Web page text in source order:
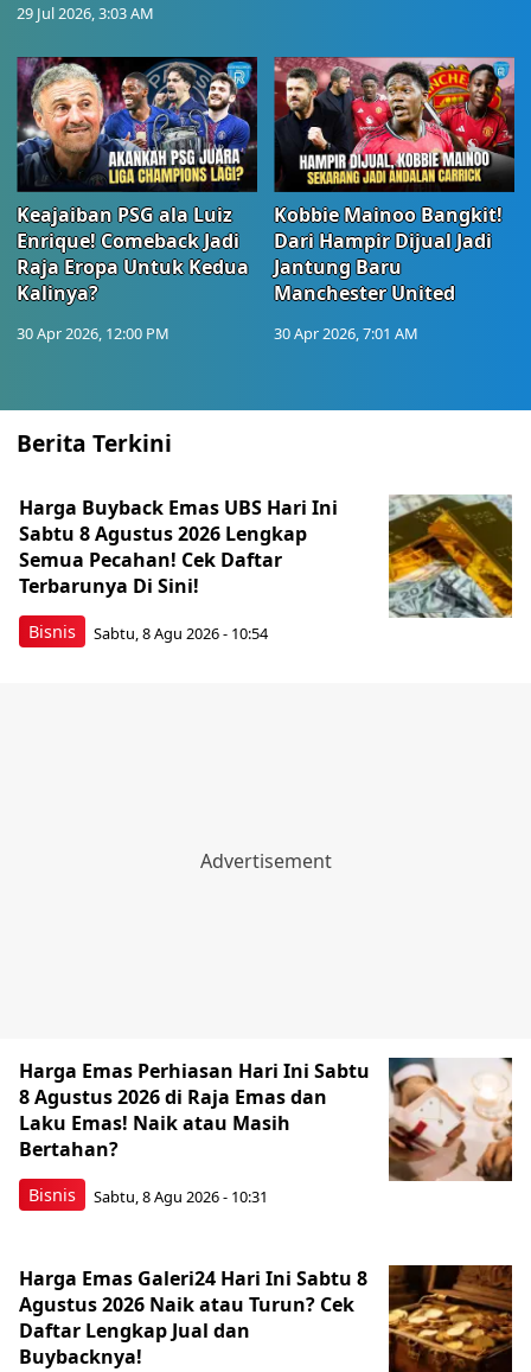
29 Jul 2026, 3:03 AM
Keajaiban PSG ala Luiz
Enrique! Comeback Jadi
Raja Eropa Untuk Kedua
Kalinya?
30 Apr 2026, 12:00 PM
Kobbie Mainoo Bangkit!
Dari Hampir Dijual Jadi
Jantung Baru
Manchester United
30 Apr 2026, 7:01 AM
Berita Terkini
Bisnis
Harga Buyback Emas UBS Hari Ini
Sabtu 8 Agustus 2026 Lengkap
Semua Pecahan! Cek Daftar
Terbarunya Di Sini!
Sabtu, 8 Agu 2026 - 10:54
Bisnis
Harga Emas Perhiasan Hari Ini Sabtu
8 Agustus 2026 di Raja Emas dan
Laku Emas! Naik atau Masih
Bertahan?
Sabtu, 8 Agu 2026 - 10:31
Harga Emas Galeri24 Hari Ini Sabtu 8
Agustus 2026 Naik atau Turun? Cek
Daftar Lengkap Jual dan
Buybacknya!